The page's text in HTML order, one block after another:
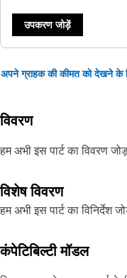
उपकरण जोड़ें
अपने ग्राहक की कीमत को देखने के
विवरण
हम अभी इस पार्ट का विवरण
विशेष विवरण
हम अभी इस पार्ट का विनिर्देश
कंपेटिबिल्टी मॉडल